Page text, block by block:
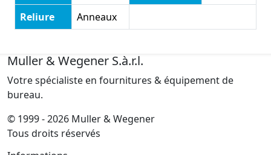
Reliure
Anneaux
Muller & Wegener S.à.r.l.
Votre spécialiste en fournitures & équipement de
bureau.
© 1999 - 2026 Muller & Wegener
Tous droits réservés